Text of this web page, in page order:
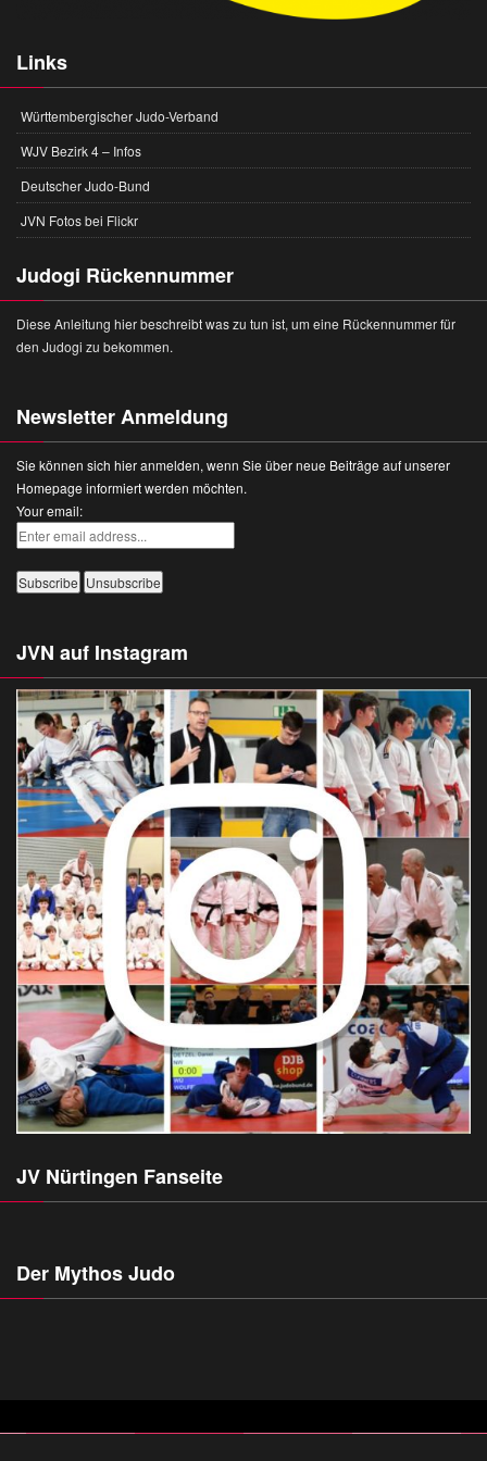
Links
Württembergischer Judo-Verband
WJV Bezirk 4 – Infos
Deutscher Judo-Bund
JVN Fotos bei Flickr
Judogi Rückennummer
Diese Anleitung hier beschreibt was zu tun ist, um eine Rückennummer für
den Judogi zu bekommen.
Newsletter Anmeldung
Sie können sich hier anmelden, wenn Sie über neue Beiträge auf unserer
Homepage informiert werden möchten.
Your email:
JVN auf Instagram
JV Nürtingen Fanseite
Der Mythos Judo